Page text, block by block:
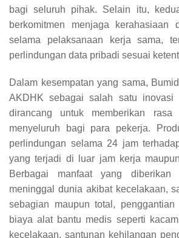
bagi seluruh pihak. Selain itu,
berkomitmen menjaga kerahasiaan
selama pelaksanaan kerja sama,
perlindungan data pribadi sesuai
Dalam kesempatan yang sama,
AKDHK sebagai salah satu inovasi
dirancang untuk memberikan
menyeluruh bagi para pekerja.
perlindungan selama 24 jam
yang terjadi di luar jam kerja
Berbagai manfaat yang diberikan
meninggal dunia akibat kecelakaan,
sebagian maupun total, penggantian
biaya alat bantu medis seperti
kecelakaan, santunan kehilangan